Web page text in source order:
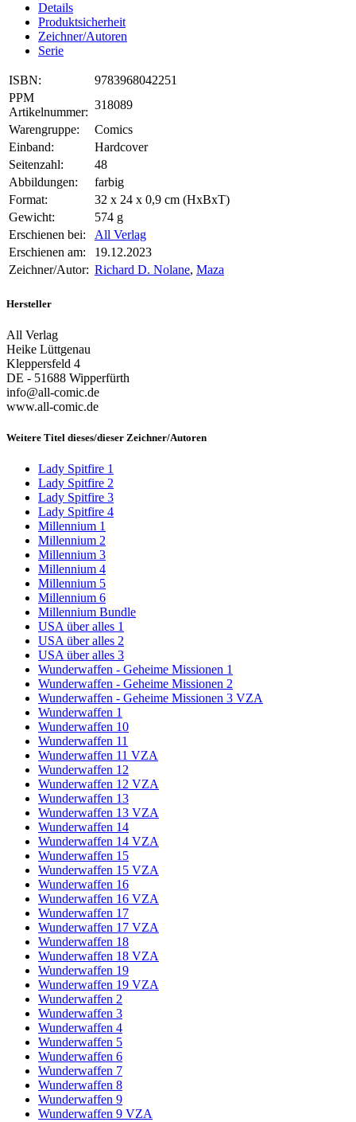
Details
Produktsicherheit
Zeichner/Autoren
Serie
ISBN:
9783968042251
PPM
Artikelnummer:
318089
Warengruppe:
Comics
Einband:
Hardcover
Seitenzahl:
48
Abbildungen:
farbig
Format:
32 x 24 x 0,9 cm (HxBxT)
Gewicht:
574 g
Erschienen bei:
All Verlag
Erschienen am:
19.12.2023
Zeichner/Autor: Richard D. Nolane, Maza
Hersteller
All Verlag
Heike Lüttgenau
Kleppersfeld 4
DE - 51688 Wipperfürth
info@all-comic.de
www.all-comic.de
Weitere Titel dieses/dieser Zeichner/Autoren
Lady Spitfire 1
Lady Spitfire 2
Lady Spitfire 3
Lady Spitfire 4
Millennium 1
Millennium 2
Millennium 3
Millennium 4
Millennium 5
Millennium 6
Millennium Bundle
USA über alles 1
USA über alles 2
USA über alles 3
Wunderwaffen - Geheime Missionen 1
Wunderwaffen - Geheime Missionen 2
Wunderwaffen - Geheime Missionen 3 VZA
Wunderwaffen 1
Wunderwaffen 10
Wunderwaffen 11
Wunderwaffen 11 VZA
Wunderwaffen 12
Wunderwaffen 12 VZA
Wunderwaffen 13
Wunderwaffen 13 VZA
Wunderwaffen 14
Wunderwaffen 14 VZA
Wunderwaffen 15
Wunderwaffen 15 VZA
Wunderwaffen 16
Wunderwaffen 16 VZA
Wunderwaffen 17
Wunderwaffen 17 VZA
Wunderwaffen 18
Wunderwaffen 18 VZA
Wunderwaffen 19
Wunderwaffen 19 VZA
Wunderwaffen 2
Wunderwaffen 3
Wunderwaffen 4
Wunderwaffen 5
Wunderwaffen 6
Wunderwaffen 7
Wunderwaffen 8
Wunderwaffen 9
Wunderwaffen 9 VZA